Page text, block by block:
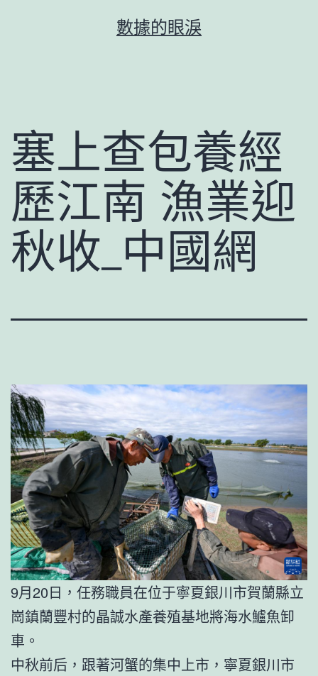
數據的眼淚
塞上查包養經
歷江南 漁業迎
秋收_中國網
9月20日，任務職員在位于寧夏銀川市賀蘭縣立
崗鎮蘭豐村的晶誠水產養殖基地將海水鱸魚卸
車。
中秋前后，跟著河蟹的集中上市，寧夏銀川市